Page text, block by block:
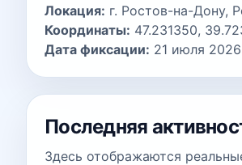
Локация: г. Ростов-на-Дону,
Координаты: 47.231350,
Дата фиксации: 21 июля 2026
Последняя
Здесь отображаются